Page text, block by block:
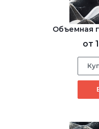
Объемная
от